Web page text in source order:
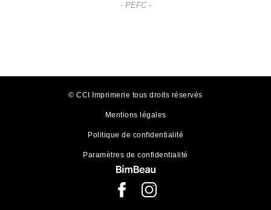
- PEFC -
© CCI Imprimerie tous droits réservés
Mentions légales
Politique de confidentialité
Paramètres de confidentialité